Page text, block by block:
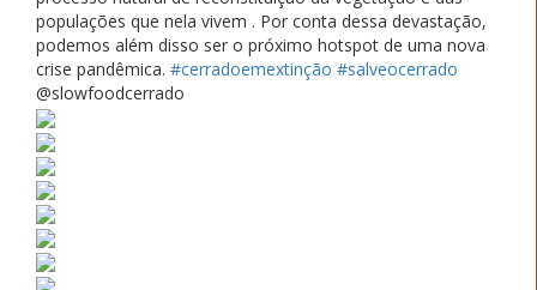
populações que nela vivem . Por conta dessa devastação,
podemos além disso ser o próximo hotspot de uma nova
crise pandêmica. #cerradoemextinção #salveocerrado
@slowfoodcerrado